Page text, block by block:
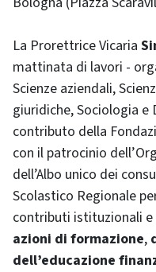
La Prorettrice Vicaria
mattinata di lavori -
Scienze aziendali,
giuridiche, Sociologia e
contributo della
con il patrocinio
dell’Albo unico dei
Scolastico Regionale
contributi istituzionali e
azioni di formazione,
dell’educazione